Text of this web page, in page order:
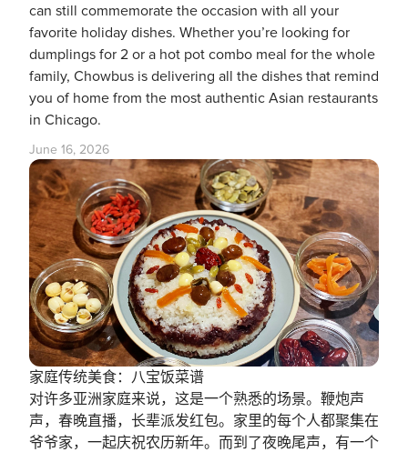
can still commemorate the occasion with all your
favorite holiday dishes. Whether you’re looking for
dumplings for 2 or a hot pot combo meal for the whole
family, Chowbus is delivering all the dishes that remind
you of home from the most authentic Asian restaurants
in Chicago.
June 16, 2026
家庭传统美食：八宝饭菜谱
对许多亚洲家庭来说，这是一个熟悉的场景。鞭炮声
声，春晚直播，长辈派发红包。家里的每个人都聚集在
爷爷家，一起庆祝农历新年。而到了夜晚尾声，有一个